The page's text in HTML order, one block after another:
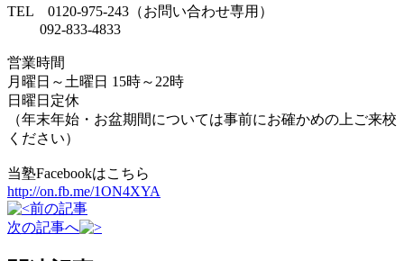
TEL 0120-975-243（お問い合わせ専用）
092-833-4833
営業時間
月曜日～土曜日 15時～22時
日曜日定休
（年末年始・お盆期間については事前にお確かめの上ご来校
ください）
当塾Facebookはこちら
http://on.fb.me/1ON4XYA
前の記事
次の記事へ